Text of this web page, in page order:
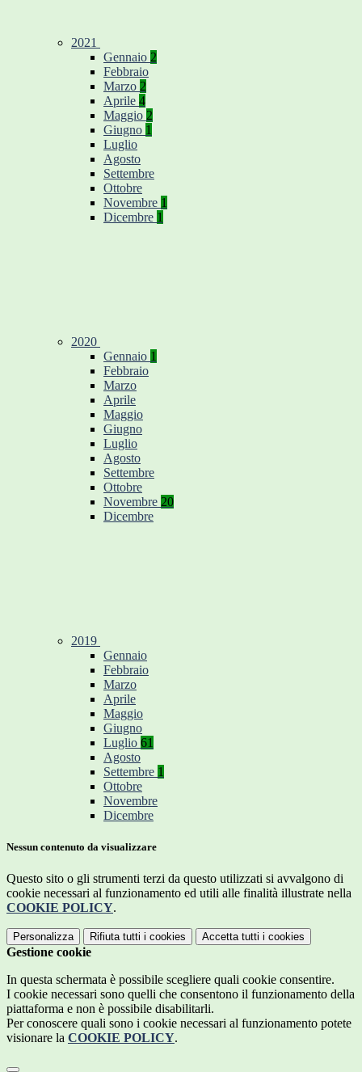
2021
Gennaio 2
Febbraio
Marzo 2
Aprile 4
Maggio 2
Giugno 1
Luglio
Agosto
Settembre
Ottobre
Novembre 1
Dicembre 1
2020
Gennaio 1
Febbraio
Marzo
Aprile
Maggio
Giugno
Luglio
Agosto
Settembre
Ottobre
Novembre 20
Dicembre
2019
Gennaio
Febbraio
Marzo
Aprile
Maggio
Giugno
Luglio 61
Agosto
Settembre 1
Ottobre
Novembre
Dicembre
Nessun contenuto da visualizzare
Questo sito o gli strumenti terzi da questo utilizzati si avvalgono di
cookie necessari al funzionamento ed utili alle finalità illustrate nella
COOKIE POLICY.
Personalizza Rifiuta tutti i cookies Accetta tutti i cookies
Gestione cookie
In questa schermata è possibile scegliere quali cookie consentire.
I cookie necessari sono quelli che consentono il funzionamento della
piattaforma e non è possibile disabilitarli.
Per conoscere quali sono i cookie necessari al funzionamento potete
visionare la COOKIE POLICY.